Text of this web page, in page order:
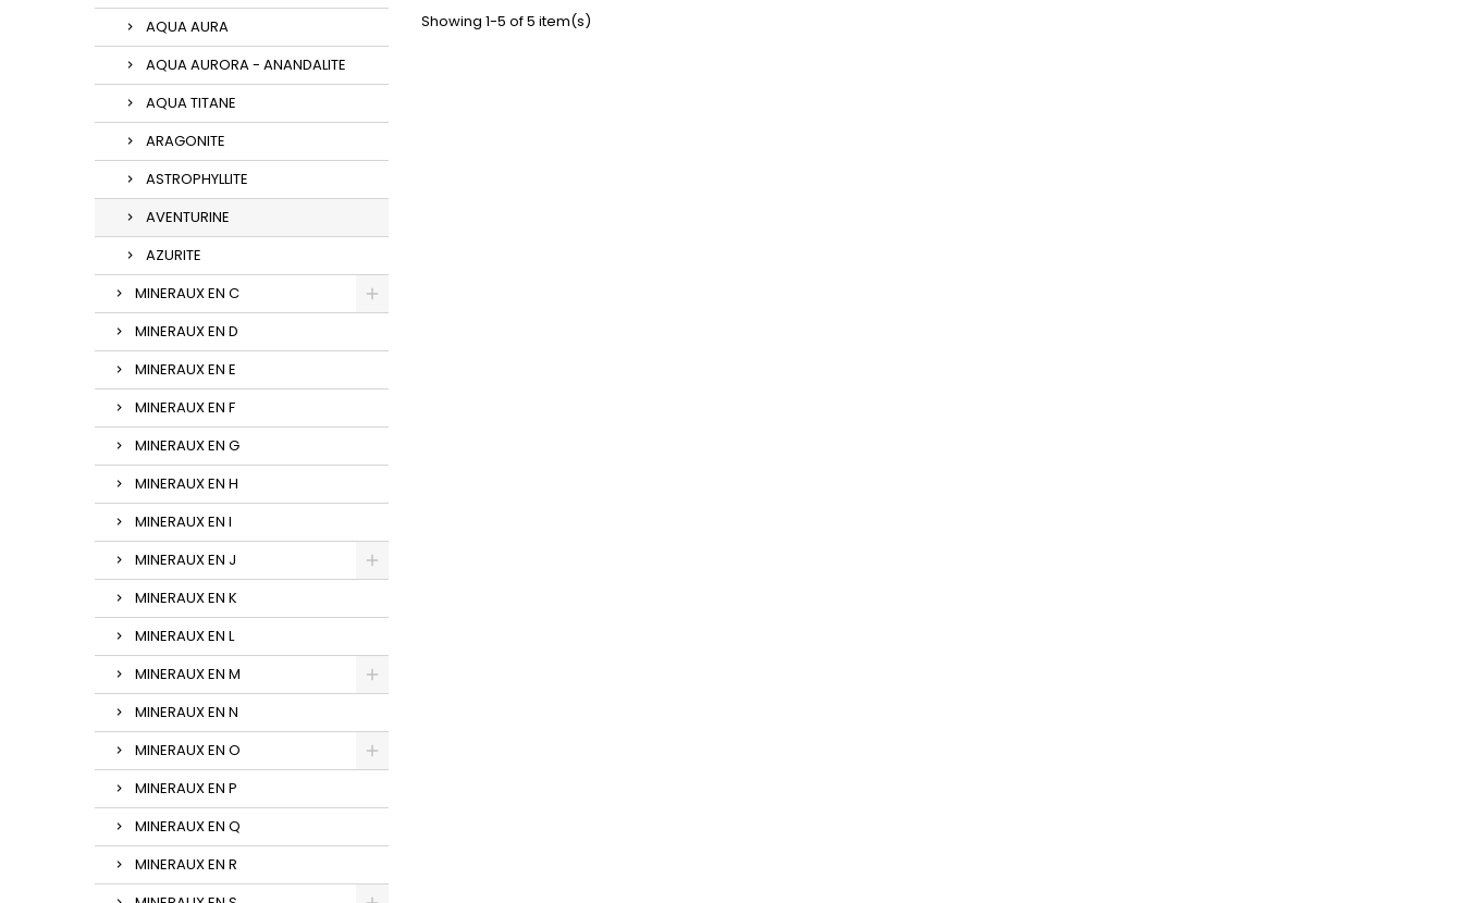
AQUA AURA
AQUA AURORA - ANANDALITE
AQUA TITANE
ARAGONITE
ASTROPHYLLITE
AVENTURINE
AZURITE
MINERAUX EN C
MINERAUX EN D
MINERAUX EN E
MINERAUX EN F
MINERAUX EN G
MINERAUX EN H
MINERAUX EN I
MINERAUX EN J
MINERAUX EN K
MINERAUX EN L
MINERAUX EN M
MINERAUX EN N
MINERAUX EN O
MINERAUX EN P
MINERAUX EN Q
MINERAUX EN R
Showing 1-5 of 5 item(s)